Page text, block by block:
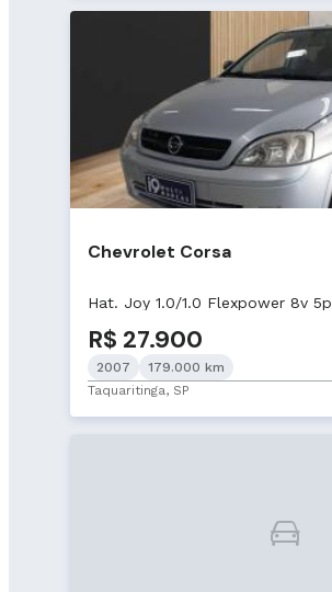
Chevrolet Corsa
Hat. Joy 1.0/1.0 Flexpower 8v 5p
R$ 27.900
2007
179.000 km
Taquaritinga, SP